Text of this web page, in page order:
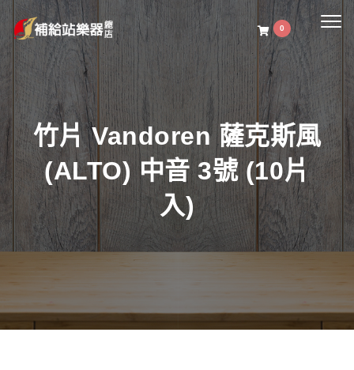
0
竹片 Vandoren 薩克斯風
(ALTO) 中音 3號 (10片
入)